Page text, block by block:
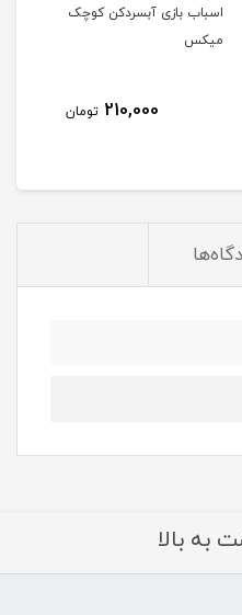
اسباب بازی آبسردکن کوچک
میکس
210,000 تومان
به بالا